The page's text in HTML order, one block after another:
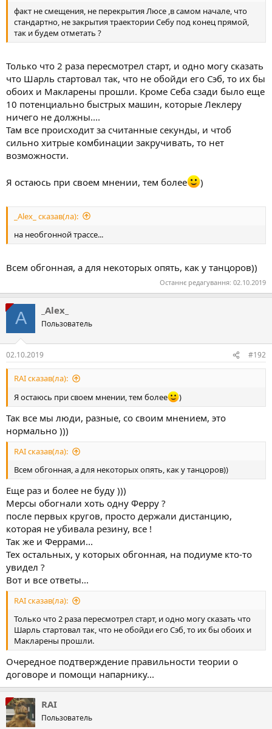
факт не смещения, не перекрытия Люсе ,в самом начале, что
стандартно, не закрытия траектории Себу под конец прямой,
так и будем отметать ?
Только что 2 раза пересмотрел старт, и одно могу сказать
что Шарль стартовал так, что не обойди его Сэб, то их бы
обоих и Макларены прошли. Кроме Себа сзади было еще
10 потенциально быстрых машин, которые Леклеру
ничего не должны....
Там все происходит за считанные секунды, и чтоб
сильно хитрые комбинации закручивать, то нет
возможности.
Я остаюсь при своем мнении, тем более )
_Alex_ сказав(ла):
на необгонной трассе...
Всем обгонная, а для некоторых опять, как у танцоров))
Останнє редагування: 02.10.2019
A _Alex_
Пользователь
02.10.2019 #192
RAI сказав(ла):
Я остаюсь при своем мнении, тем более
)
Так все мы люди, разные, со своим мнением, это
нормально )))
RAI сказав(ла):
Всем обгонная, а для некоторых опять, как у танцоров))
Еще раз и более не буду )))
Мерсы обогнали хоть одну Ферру ?
после первых кругов, просто держали дистанцию,
которая не убивала резину, все !
Так же и Феррами...
Тех остальных, у которых обгонная, на подиуме кто-то
увидел ?
Вот и все ответы...
RAI сказав(ла):
Только что 2 раза пересмотрел старт, и одно могу сказать что
Шарль стартовал так, что не обойди его Сэб, то их бы обоих и
Макларены прошли.
Очередное подтверждение правильности теории о
договоре и помощи напарнику...
RAI
Пользователь